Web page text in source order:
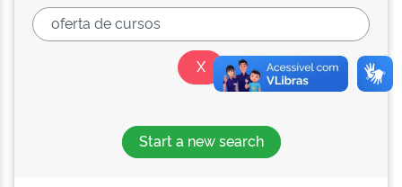
Start a new search